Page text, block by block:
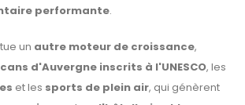
performante.
un autre moteur de croissance,
d'Auvergne inscrits à l'UNESCO, les
et les sports de plein air, qui génèrent